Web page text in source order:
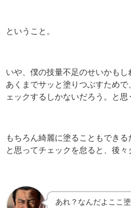
ということ。
いや、僕の技量不足のせいかも
あくまでサッと塗りつぶすため
ェックするしかないだろう。と思
もちろん綺麗に塗ることもでき
と思ってチェックを怠ると、後
あれ？なんだよここ